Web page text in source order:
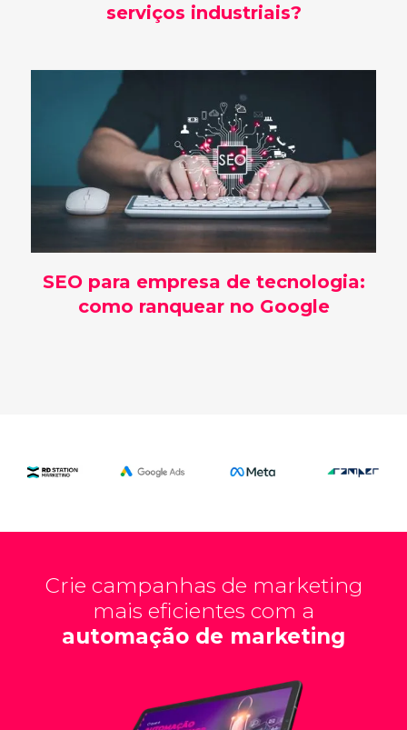
serviços industriais?
SEO para empresa de tecnologia:
como ranquear no Google
Crie campanhas de marketing
mais eficientes com a
automação de marketing